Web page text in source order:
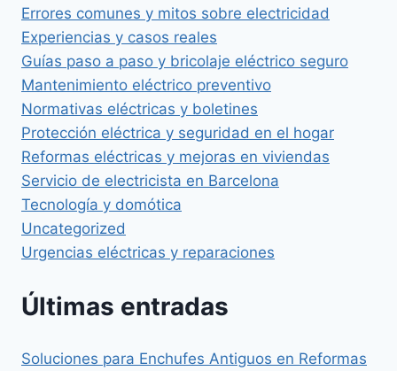
Errores comunes y mitos sobre electricidad
Experiencias y casos reales
Guías paso a paso y bricolaje eléctrico seguro
Mantenimiento eléctrico preventivo
Normativas eléctricas y boletines
Protección eléctrica y seguridad en el hogar
Reformas eléctricas y mejoras en viviendas
Servicio de electricista en Barcelona
Tecnología y domótica
Uncategorized
Urgencias eléctricas y reparaciones
Últimas entradas
Soluciones para Enchufes Antiguos en Reformas